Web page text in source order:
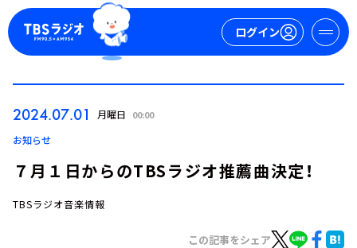
ログイン
2024.07.01 月曜日 00:00
お知らせ
７月１日からのTBSラジオ推薦曲決定！
TBSラジオ音楽情報
この記事をシェア